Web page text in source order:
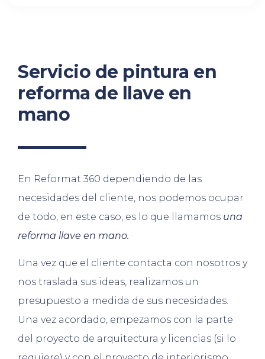
Servicio de pintura en
reforma de llave en
mano
En Reformat 360 dependiendo de las
necesidades del cliente, nos podemos ocupar
de todo, en este caso, es lo que llamamos una
reforma llave en mano.
Una vez que el cliente contacta con nosotros y
nos traslada sus ideas, realizamos un
presupuesto a medida de sus necesidades.
Una vez acordado, empezamos con la parte
del proyecto de arquitectura y licencias (si lo